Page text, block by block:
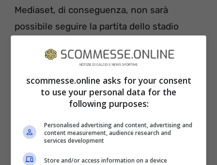
Mediaset, di conseguenza, non sarà
possibile seguire la partita dello stadio
o in streaming. L’unico metodo che vi
possiamo consigliare è quello di seguire
con attenzione i social delle due squadre,
Norwich City e Sheffield United, a
cominciare da Instagram, Twitter e
Facebook, dove verranno pubblicati
aggiornamenti sul risultato dell’incontro.
scommesse.online asks for your consent
to use your personal data for the
following purposes:
Personalised advertising and content, advertising and
content measurement, audience research and
services development
Store and/or access information on a device